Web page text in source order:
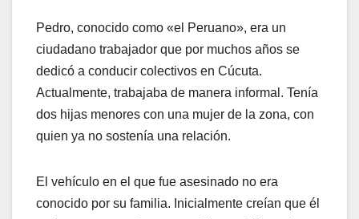
Pedro, conocido como «el Peruano», era un
ciudadano trabajador que por muchos años se
dedicó a conducir colectivos en Cúcuta.
Actualmente, trabajaba de manera informal. Tenía
dos hijas menores con una mujer de la zona, con
quien ya no sostenía una relación.
El vehículo en el que fue asesinado no era
conocido por su familia. Inicialmente creían que él